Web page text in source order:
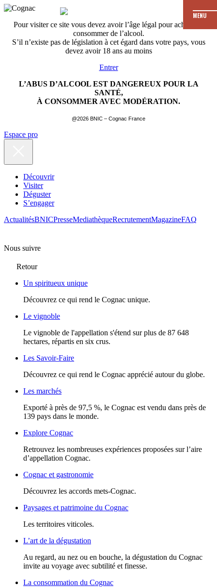
Pour visiter ce site vous devez avoir l’âge légal pour acheter et
consommer de l’alcool.
S’il n’existe pas de législation à cet égard dans votre pays, vous
devez avoir 18 ans au moins
Entrer
L’ABUS D’ALCOOL EST DANGEREUX POUR LA
SANTÉ,
À CONSOMMER AVEC MODÉRATION.
@2026 BNIC – Cognac France
MENU
Espace pro
Découvrir
Visiter
Déguster
S’engager
ActualitésBNICPresseMediathèqueRecrutementMagazineFAQ
Nous suivre
Retour
Un spiritueux unique
Découvrez ce qui rend le Cognac unique.
Le vignoble
Le vignoble de l'appellation s'étend sur plus de 87 648
hectares, répartis en six crus.
Les Savoir-Faire
Découvrez ce qui rend le Cognac apprécié autour du globe.
Les marchés
Exporté à près de 97,5 %, le Cognac est vendu dans près de
139 pays dans le monde.
Explore Cognac
Retrouvez les nombreuses expériences proposées sur l’aire
d’appellation Cognac.
Cognac et gastronomie
Découvrez les accords mets-Cognac.
Paysages et patrimoine du Cognac
Les territoires viticoles.
L’art de la dégustation
Au regard, au nez ou en bouche, la dégustation du Cognac
invite au voyage avec subtilité et finesse.
La consommation du Cognac